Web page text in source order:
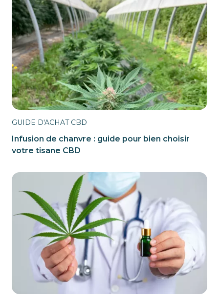
GUIDE D'ACHAT CBD
Infusion de chanvre : guide pour bien choisir
votre tisane CBD